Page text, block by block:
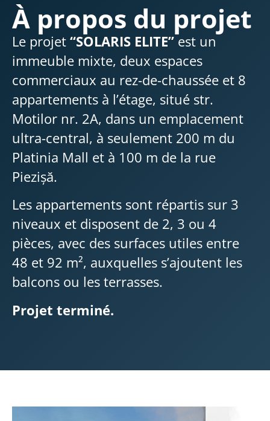
À propos du projet
Le projet “SOLARIS ELITE” est un
immeuble mixte, deux espaces
commerciaux au rez-de-chaussée et 8
appartements à l’étage, situé str.
Motilor nr. 2A, dans un emplacement
ultra-central, à seulement 200 m du
Platinia Mall et à 100 m de la rue
Piezișă.
Les appartements sont répartis sur 3
niveaux et disposent de 2, 3 ou 4
pièces, avec des surfaces utiles entre
48 et 92 m², auxquelles s’ajoutent les
balcons ou les terrasses.
Projet terminé.